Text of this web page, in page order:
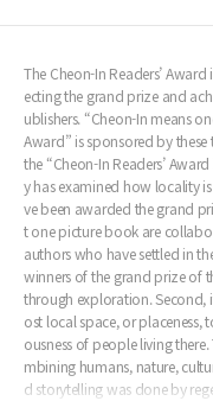
The Cheon-In Readers’
ecting the grand prize and
ublishers. “Cheon-In means
Award” is sponsored by
the “Cheon-In Readers’
y has examined how locality
ve been awarded the grand
t one picture book are
authors who have settled in
winners of the grand prize of
through exploration. Second,
ost local space, or
ousness of people living
mbining humans, nature,
d storytelling was done by